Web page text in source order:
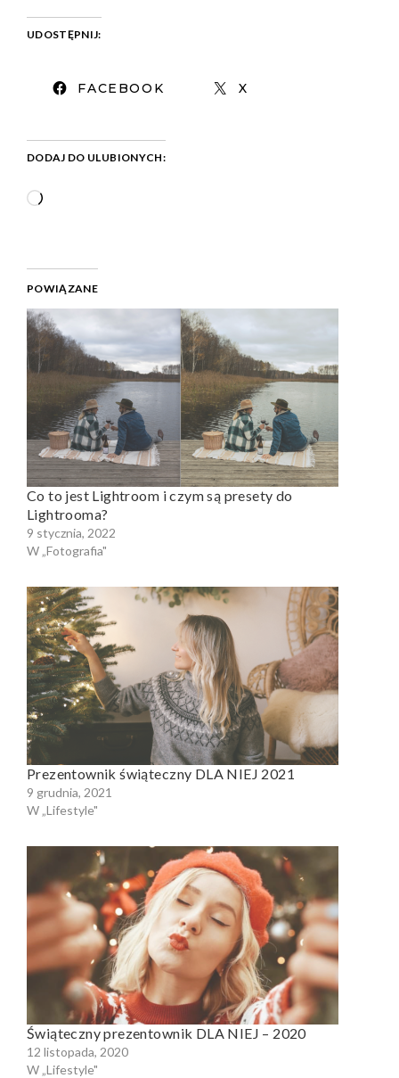
UDOSTĘPNIJ:
FACEBOOK X
DODAJ DO ULUBIONYCH:
POWIĄZANE
Co to jest Lightroom i czym są presety do
Lightrooma?
9 stycznia, 2022
W „Fotografia"
Prezentownik świąteczny DLA NIEJ 2021
9 grudnia, 2021
W „Lifestyle"
Świąteczny prezentownik DLA NIEJ – 2020
12 listopada, 2020
W „Lifestyle"